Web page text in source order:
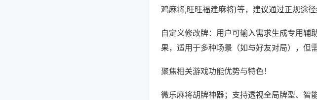
鸡麻将,旺旺福建麻将)等，建议通过正规途径
自定义修改牌：用户可输入需求生成专用辅
果，适用于多种场景（如与好友对局），但
聚焦相关游戏功能优势与特色！
微乐麻将胡牌神器；支持透视全局牌型、智